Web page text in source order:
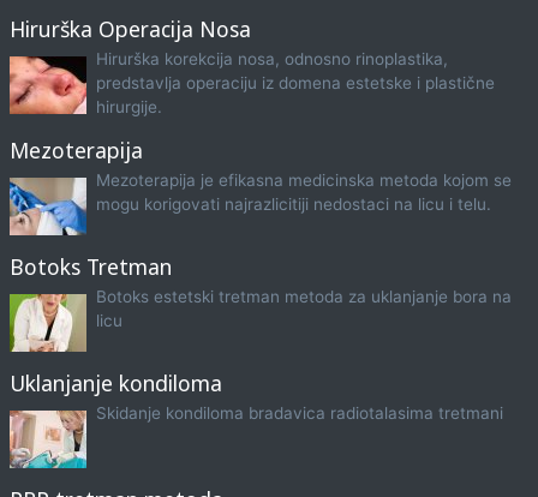
Hirurška Operacija Nosa
Hirurška korekcija nosa, odnosno rinoplastika,
predstavlja operaciju iz domena estetske i plastične
hirurgije.
Mezoterapija
Mezoterapija je efikasna medicinska metoda kojom se
mogu korigovati najrazlicitiji nedostaci na licu i telu.
Botoks Tretman
Botoks estetski tretman metoda za uklanjanje bora na
licu
Uklanjanje kondiloma
Skidanje kondiloma bradavica radiotalasima tretmani